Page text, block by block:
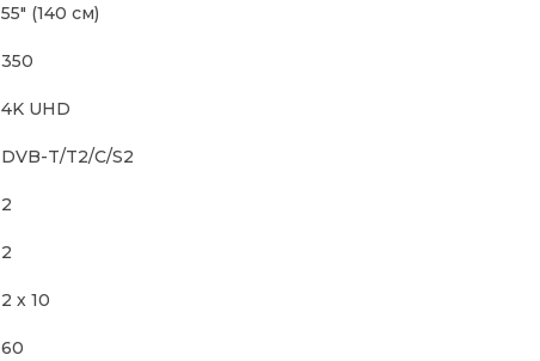
55" (140 см)
350
4K UHD
DVB-T/T2/C/S2
2
2
2 х 10
60